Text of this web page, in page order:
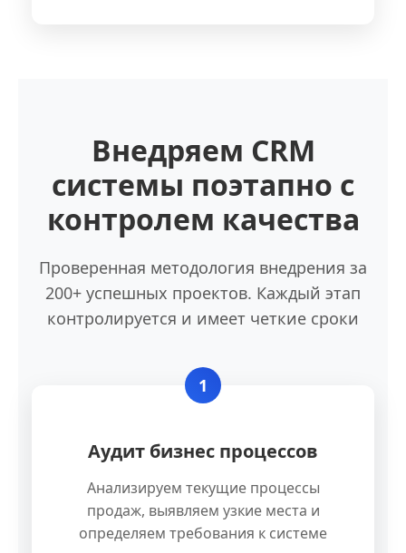
Внедряем CRM
системы поэтапно с
контролем качества
Проверенная методология внедрения за
200+ успешных проектов. Каждый этап
контролируется и имеет четкие сроки
1
Аудит бизнес процессов
Анализируем текущие процессы
продаж, выявляем узкие места и
определяем требования к системе